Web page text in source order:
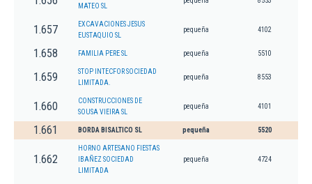
MATEO SL
1.657
EXCAVACIONES JESUS
EUSTAQUIO SL
pequeña 4102
1.658 FAMILIA PERE SL pequeña 5510
1.659
STOP INTECFOR SOCIEDAD
LIMITADA.
pequeña 8553
1.660
CONSTRUCCIONES DE
SOUSA VIEIRA SL
pequeña 4101
1.661 BORDA BISALTICO SL pequeña 5520
1.662
HORNO ARTESANO FIESTAS
IBAÑEZ SOCIEDAD
LIMITADA
pequeña 4724